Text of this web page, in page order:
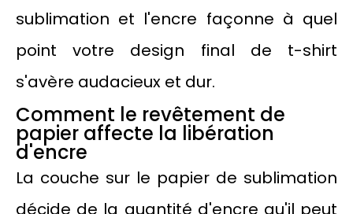
sublimation et l'encre façonne à quel
point votre design final de t-shirt
s'avère audacieux et dur.
Comment le revêtement de
papier affecte la libération
d'encre
La couche sur le papier de sublimation
décide de la quantité d'encre qu'il peut